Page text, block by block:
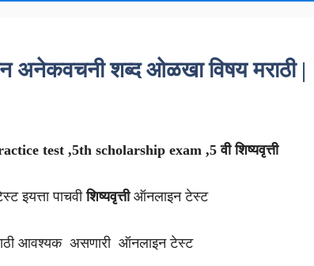
अनेकवचनी शब्द ओळखा विषय मराठी |
test ,5th scholarship exam ,5 वी शिष्यवृत्ती
इयत्ता पाचवीशिष्यवृत्तीऑनलाइन टेस्ट
आवश्यक असणारी ऑनलाइन टेस्ट